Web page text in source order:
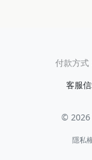
付款方式
客服信
© 2026
隱私